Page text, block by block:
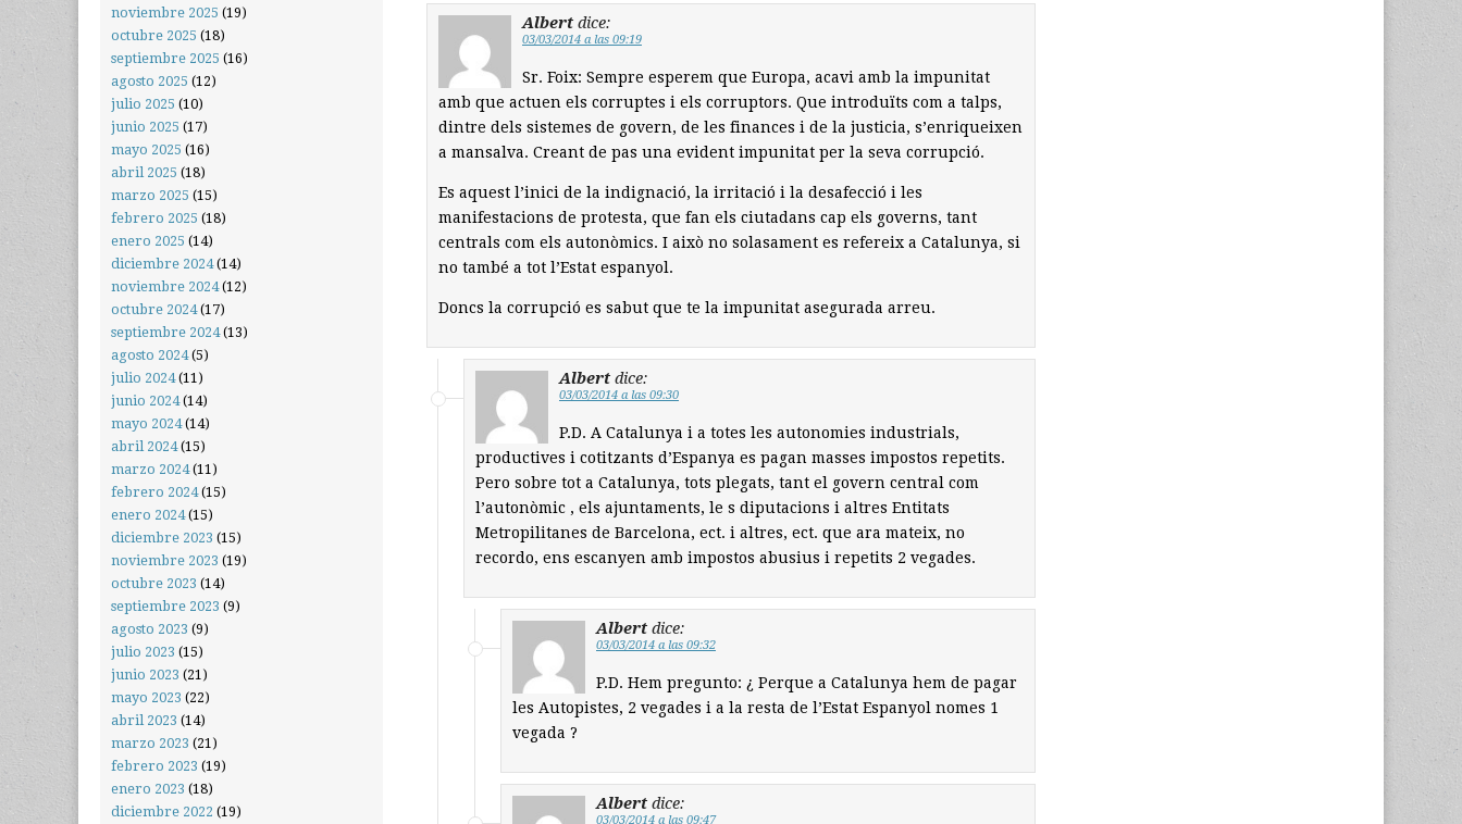
Albert dice:
03/03/2014 a las 09:19
Sr. Foix: Sempre esperem que Europa, acavi amb la impunitat
amb que actuen els corruptes i els corruptors. Que introduïts com a talps,
dintre dels sistemes de govern, de les finances i de la justicia, s’enriqueixen
a mansalva. Creant de pas una evident impunitat per la seva corrupció.
Es aquest l’inici de la indignació, la irritació i la desafecció i les
manifestacions de protesta, que fan els ciutadans cap els governs, tant
centrals com els autonòmics. I això no solasament es refereix a Catalunya, si
no també a tot l’Estat espanyol.
Doncs la corrupció es sabut que te la impunitat asegurada arreu.
Albert dice:
03/03/2014 a las 09:30
P.D. A Catalunya i a totes les autonomies industrials,
productives i cotitzants d’Espanya es pagan masses impostos repetits.
Pero sobre tot a Catalunya, tots plegats, tant el govern central com
l’autonòmic , els ajuntaments, le s diputacions i altres Entitats
Metropilitanes de Barcelona, ect. i altres, ect. que ara mateix, no
recordo, ens escanyen amb impostos abusius i repetits 2 vegades.
Albert dice:
03/03/2014 a las 09:32
P.D. Hem pregunto: ¿ Perque a Catalunya hem de pagar
les Autopistes, 2 vegades i a la resta de l’Estat Espanyol nomes 1
vegada ?
Albert dice:
03/03/2014 a las 09:47
noviembre 2025 (19)
octubre 2025 (18)
septiembre 2025 (16)
agosto 2025 (12)
julio 2025 (10)
junio 2025 (17)
mayo 2025 (16)
abril 2025 (18)
marzo 2025 (15)
febrero 2025 (18)
enero 2025 (14)
diciembre 2024(14)
noviembre 2024(12)
octubre 2024(17)
septiembre 2024(13)
agosto 2024(5)
julio 2024(11)
junio 2024(14)
mayo 2024(14)
abril 2024(15)
marzo 2024(11)
febrero 2024(15)
enero 2024(15)
diciembre 2023 (15)
noviembre 2023 (19)
octubre 2023 (14)
septiembre 2023 (9)
agosto 2023 (9)
julio 2023 (15)
junio 2023 (21)
mayo 2023 (22)
abril 2023 (14)
marzo 2023 (21)
febrero 2023 (19)
enero 2023 (18)
diciembre 2022 (19)